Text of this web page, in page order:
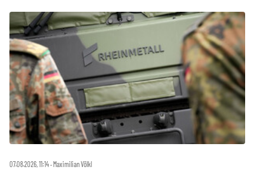
07.08.2026, 11:14 ‧ Maximilian Völkl